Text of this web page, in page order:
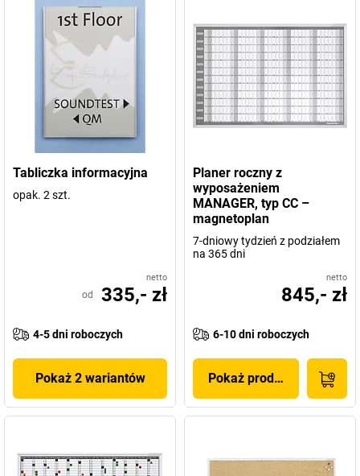
Tabliczka informacyjna
opak. 2 szt.
netto
od 335,- zł
4-5 dni roboczych
Pokaż 2 wariantów
Planer roczny z
wyposażeniem
MANAGER, typ CC –
magnetoplan
7-dniowy tydzień z podziałem
na 365 dni
netto
845,- zł
6-10 dni roboczych
Pokaż produkt